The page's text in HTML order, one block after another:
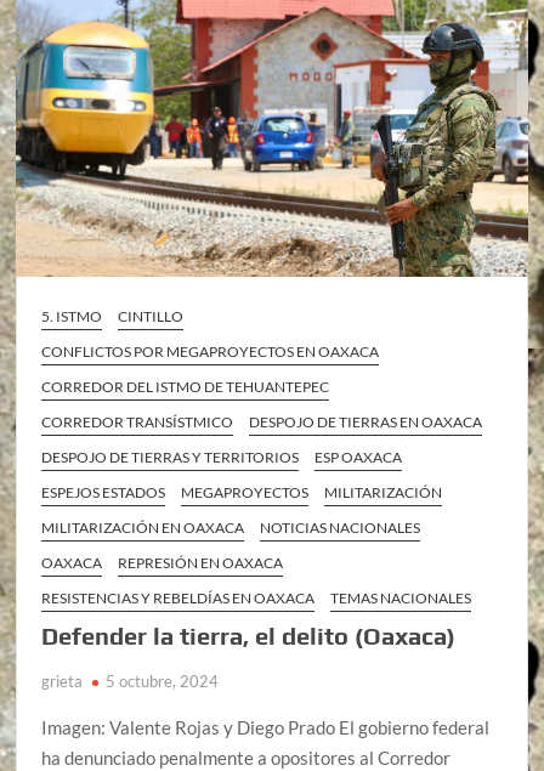
5. ISTMO
CINTILLO
CONFLICTOS POR MEGAPROYECTOS EN OAXACA
CORREDOR DEL ISTMO DE TEHUANTEPEC
CORREDOR TRANSÍSTMICO
DESPOJO DE TIERRAS EN OAXACA
DESPOJO DE TIERRAS Y TERRITORIOS
ESP OAXACA
ESPEJOS ESTADOS
MEGAPROYECTOS
MILITARIZACIÓN
MILITARIZACIÓN EN OAXACA
NOTICIAS NACIONALES
OAXACA
REPRESIÓN EN OAXACA
RESISTENCIAS Y REBELDÍAS EN OAXACA
TEMAS NACIONALES
Defender la tierra, el delito (Oaxaca)
grieta 5 octubre, 2024
Imagen: Valente Rojas y Diego Prado El gobierno federal
ha denunciado penalmente a opositores al Corredor